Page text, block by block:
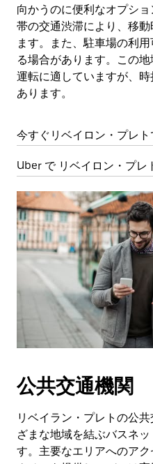
向かうのに便利なオプシ
帯の交通渋滞により、移
ます。また、駐車場の利
る場合があります。この
運転に適していますが、
あります。
今すぐリベイロン・プレ
Uber で リベイロン・プレ
公共交通機関
リベイラン・プレトの公
ざまな地域を結ぶバスネ
す。主要なエリアへのア